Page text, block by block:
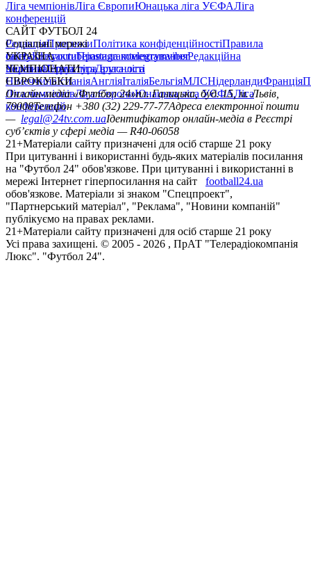
Ліга чемпіонівЛіга ЄвропиЮнацька ліга УЄФАЛіга
конференцій
САЙТ ФУТБОЛ 24
РедакціяПрогнозиПолітика конфіденційностіПравила
сайтуКонтактиПравила коментуванняРедакційна
політикаСтруктура власності
Соціальні мережі
facebookxyoutubeinstagramtelegramviber
УКРАЇНА
УкраїнаПерша лігаДруга ліга
ЧЕМПІОНАТИ
НімеччинаІспаніяАнгліяІталіяБельгіяМЛСНідерландиФранція
ЄВРОКУБКИ
Ліга чемпіонівЛіга ЄвропиЮнацька ліга УЄФАЛіга
конференцій
Онлайн-медіа «Футбол 24»пл. Галицька, буд. 15, м. Львів,
79008Телефон +380 (32) 229-77-77Адреса електронної пошти
— legal@24tv.com.uaІдентифікатор онлайн-медіа в Реєстрі
суб’єктів у сфері медіа — R40-06058
21+Матеріали сайту призначені для осіб старше 21 року
При цитуванні і використанні будь-яких матеріалів посилання
на "Футбол 24" обов'язкове. При цитуванні і використанні в
мережі Інтернет гіперпосилання на сайт
football24.ua
обов'язкове. Матеріали зі знаком "Спецпроект",
"Партнерський матеріал", "Реклама", "Новини компаній"
публікуємо на правах реклами.
21+Матеріали сайту призначені для осіб старше 21 року
Усi права захищенi. © 2005 - 2026 , ПрАТ "Телерадіокомпанія
Люкс". "Футбол 24".